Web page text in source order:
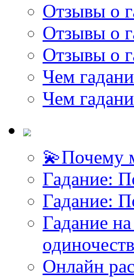
Отзывы о
Отзывы о
Отзывы о
Чем
Чем
💫Почему
Гадание:
Гадание:
Гадание
Онлайн